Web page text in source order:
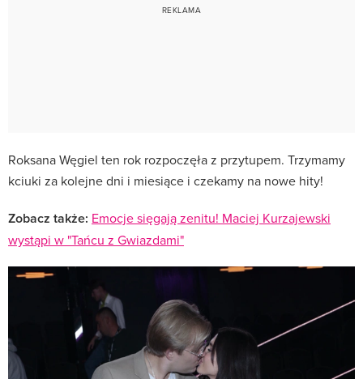
Roksana Węgiel ten rok rozpoczęła z przytupem. Trzymamy
kciuki za kolejne dni i miesiące i czekamy na nowe hity!
Zobacz także: Emocje sięgają zenitu! Maciej Kurzajewski
wystąpi w "Tańcu z Gwiazdami"